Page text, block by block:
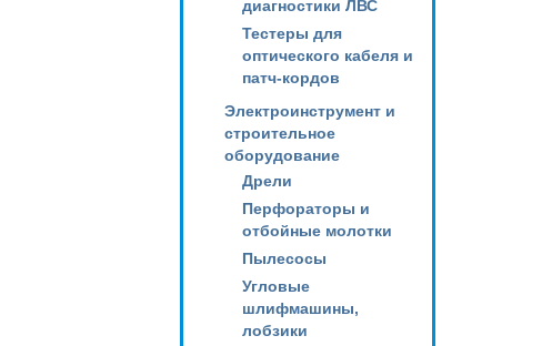
диагностики ЛВС
Тестеры для
оптического кабеля и
патч-кордов
Электроинструмент и
строительное
оборудование
Дрели
Перфораторы и
отбойные молотки
Пылесосы
Угловые
шлифмашины,
лобзики